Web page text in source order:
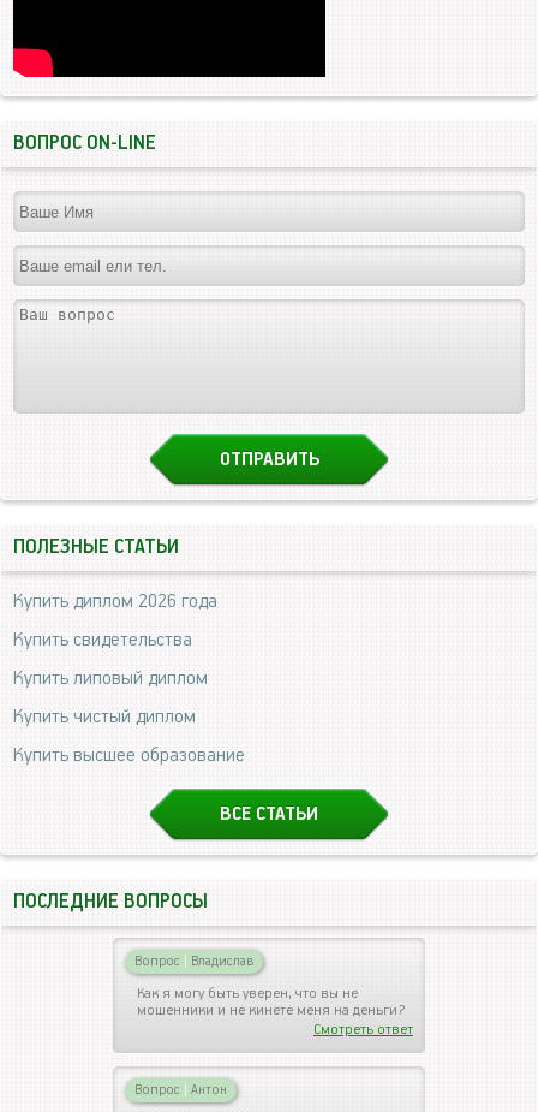
ВОПРОС ON-LINE
ПОЛЕЗНЫЕ СТАТЬИ
Купить диплом 2026 года
Купить свидетельства
Купить липовый диплом
Купить чистый диплом
Купить высшее образование
ВСЕ СТАТЬИ
ПОСЛЕДНИЕ ВОПРОСЫ
Вопрос Владислав
Как я могу быть уверен, что вы не
мошенники и не кинете меня на деньги?
Смотреть ответ
Вопрос Антон